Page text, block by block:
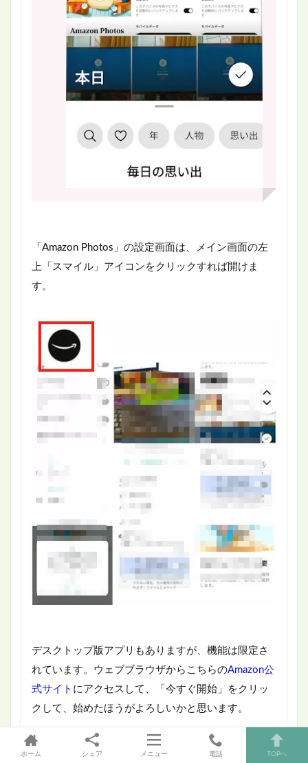
「Amazon Photos」の設定画面は、メイン画面の左
上「スマイル」アイコンをクリックすれば開けま
す。
デスクトップ版アプリもありますが、機能は限定さ
れています。ウェブブラウザからこちらのAmazon公
式サイト にアクセスして、「今すぐ開始」をクリッ
クして、始めたほうがよろしいかと思います。
デスクトップ版アプリをインストールしたいとき
ホーム シェア メニュー 電話 TOPへ